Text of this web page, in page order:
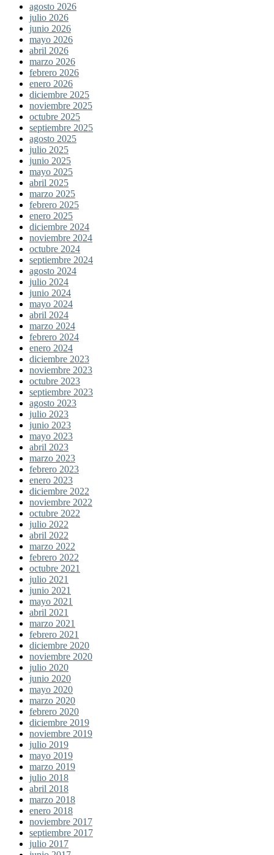
agosto 2026
julio 2026
junio 2026
mayo 2026
abril 2026
marzo 2026
febrero 2026
enero 2026
diciembre 2025
noviembre 2025
octubre 2025
septiembre 2025
agosto 2025
julio 2025
junio 2025
mayo 2025
abril 2025
marzo 2025
febrero 2025
enero 2025
diciembre 2024
noviembre 2024
octubre 2024
septiembre 2024
agosto 2024
julio 2024
junio 2024
mayo 2024
abril 2024
marzo 2024
febrero 2024
enero 2024
diciembre 2023
noviembre 2023
octubre 2023
septiembre 2023
agosto 2023
julio 2023
junio 2023
mayo 2023
abril 2023
marzo 2023
febrero 2023
enero 2023
diciembre 2022
noviembre 2022
octubre 2022
julio 2022
abril 2022
marzo 2022
febrero 2022
octubre 2021
julio 2021
junio 2021
mayo 2021
abril 2021
marzo 2021
febrero 2021
diciembre 2020
noviembre 2020
julio 2020
junio 2020
mayo 2020
marzo 2020
febrero 2020
diciembre 2019
noviembre 2019
julio 2019
mayo 2019
marzo 2019
julio 2018
abril 2018
marzo 2018
enero 2018
noviembre 2017
septiembre 2017
julio 2017